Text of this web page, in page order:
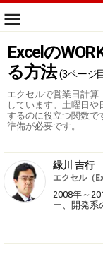
Excelの
る方法 (3ページ
エクセルで営業日計算
しています。土曜日
するのに役立つ関数で
準備が必要です。
緑川 吉行
エクセル（
2008年～
ー、開発系